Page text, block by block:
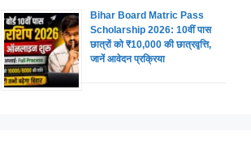
Bihar Board Matric Pass
Scholarship 2026: 10वीं पास
छात्रों को ₹10,000 की छात्रवृत्ति,
जानें आवेदन प्रक्रिया